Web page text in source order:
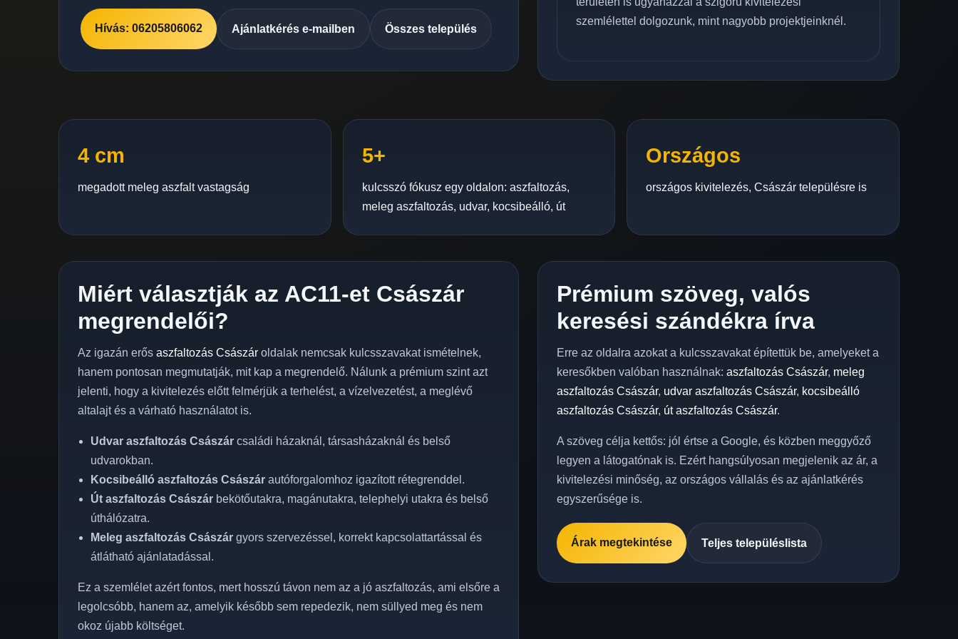
Hívás: 06205806062 Ajánlatkérés e-mailben Összes település
szemlélettel dolgozunk, mint nagyobb projektjeinknél.
4 cm
megadott meleg aszfalt vastagság
5+
kulcsszó fókusz egy oldalon: aszfaltozás,
meleg aszfaltozás, udvar, kocsibeálló, út
Országos
országos kivitelezés, Császár településre is
Miért választják az AC11-et Császár
megrendelői?
Az igazán erős aszfaltozás Császár oldalak nemcsak kulcsszavakat ismételnek,
hanem pontosan megmutatják, mit kap a megrendelő. Nálunk a prémium szint azt
jelenti, hogy a kivitelezés előtt felmérjük a terhelést, a vízelvezetést, a meglévő
altalajt és a várható használatot is.
Udvar aszfaltozás Császár családi házaknál, társasházaknál és belső
udvarokban.
Kocsibeálló aszfaltozás Császár autóforgalomhoz igazított rétegrenddel.
Út aszfaltozás Császár bekötőutakra, magánutakra, telephelyi utakra és belső
úthálózatra.
Meleg aszfaltozás Császár gyors szervezéssel, korrekt kapcsolattartással és
átlátható ajánlatadással.
Ez a szemlélet azért fontos, mert hosszú távon nem az a jó aszfaltozás, ami elsőre a
legolcsóbb, hanem az, amelyik később sem repedezik, nem süllyed meg és nem
okoz újabb költséget.
Prémium szöveg, valós
keresési szándékra írva
Erre az oldalra azokat a kulcsszavakat építettük be, amelyeket a
keresőkben valóban használnak:aszfaltozás Császár, meleg
aszfaltozás Császár, udvar aszfaltozás Császár, kocsibeálló
aszfaltozás Császár, út aszfaltozás Császár.
A szöveg célja kettős: jól értse a Google, és közben meggyőző
legyen a látogatónak is. Ezért hangsúlyosan megjelenik az ár, a
kivitelezési minőség, az országos vállalás és az ajánlatkérés
egyszerűsége is.
Árak megtekintése Teljes településlista